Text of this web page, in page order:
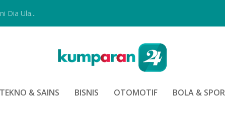
Dia Ula...
TEKNO & SAINS BISNIS OTOMOTIF BOLA &